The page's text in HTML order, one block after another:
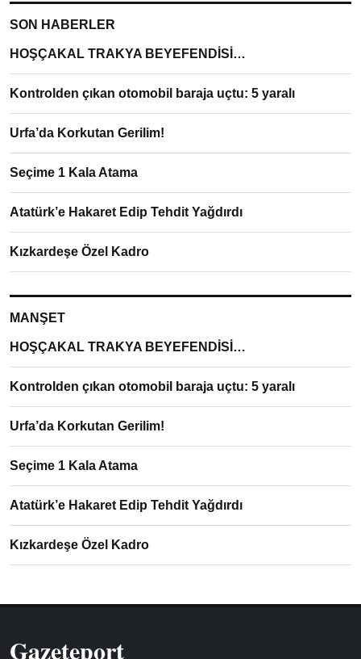
SON HABERLER
HOŞÇAKAL TRAKYA BEYEFENDİSİ…
Kontrolden çıkan otomobil baraja uçtu: 5 yaralı
Urfa’da Korkutan Gerilim!
Seçime 1 Kala Atama
Atatürk’e Hakaret Edip Tehdit Yağdırdı
Kızkardeşe Özel Kadro
MANŞET
HOŞÇAKAL TRAKYA BEYEFENDİSİ…
Kontrolden çıkan otomobil baraja uçtu: 5 yaralı
Urfa’da Korkutan Gerilim!
Seçime 1 Kala Atama
Atatürk’e Hakaret Edip Tehdit Yağdırdı
Kızkardeşe Özel Kadro
Gazeteport